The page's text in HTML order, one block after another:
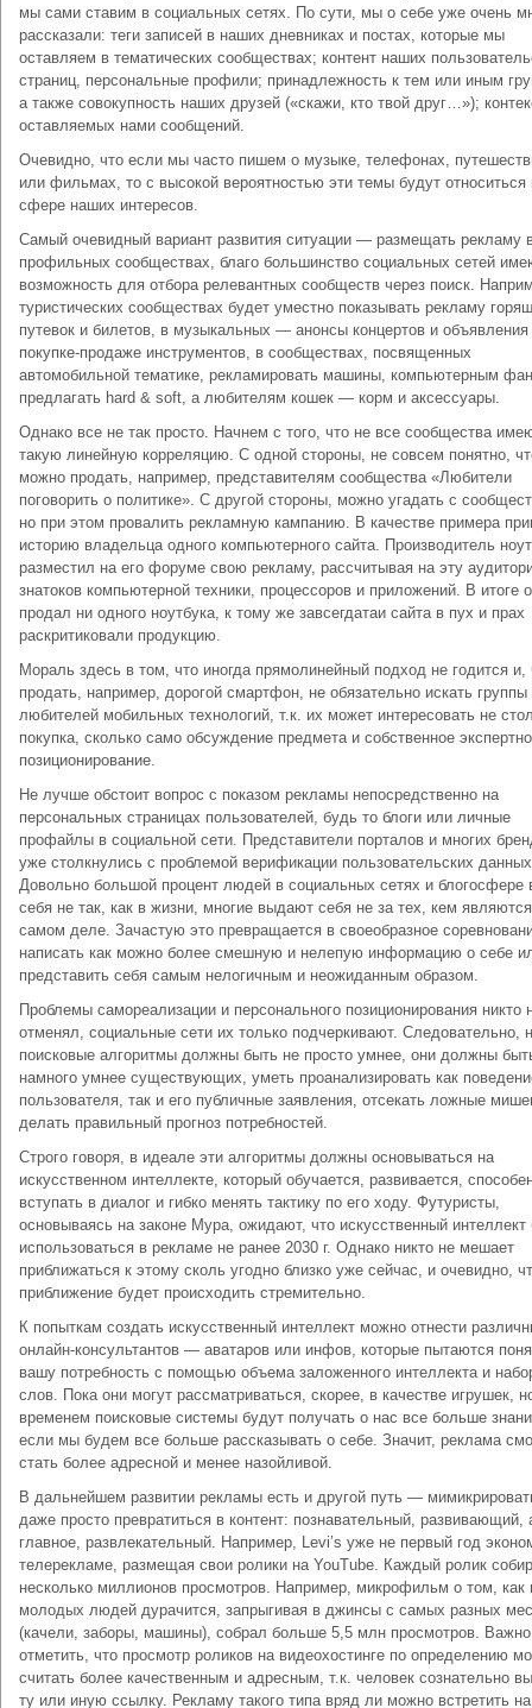
мы сами ставим в социальных сетях. По сути, мы о себе уже очень
рассказали: теги записей в наших дневниках и постах, которые мы
оставляем в тематических сообществах; контент наших
страниц, персональные профили; принадлежность к тем или иным
а также совокупность наших друзей («скажи, кто твой друг…»);
оставляемых нами сообщений.
Очевидно, что если мы часто пишем о музыке, телефонах,
или фильмах, то с высокой вероятностью эти темы будут относиться
сфере наших интересов.
Самый очевидный вариант развития ситуации — размещать рекламу
профильных сообществах, благо большинство социальных сетей
возможность для отбора релевантных сообществ через поиск.
туристических сообществах будет уместно показывать рекламу
путевок и билетов, в музыкальных — анонсы концертов и объявления
покупке-продаже инструментов, в сообществах, посвященных
автомобильной тематике, рекламировать машины, компьютерным
предлагать hard & soft, а любителям кошек — корм и аксессуары.
Однако все не так просто. Начнем с того, что не все сообщества
такую линейную корреляцию. С одной стороны, не совсем понятно,
можно продать, например, представителям сообщества «Любители
поговорить о политике». С другой стороны, можно угадать с
но при этом провалить рекламную кампанию. В качестве примера
историю владельца одного компьютерного сайта. Производитель
разместил на его форуме свою рекламу, рассчитывая на эту
знатоков компьютерной техники, процессоров и приложений. В итоге
продал ни одного ноутбука, к тому же завсегдатаи сайта в пух и прах
раскритиковали продукцию.
Мораль здесь в том, что иногда прямолинейный подход не годится и,
продать, например, дорогой смартфон, не обязательно искать группы
любителей мобильных технологий, т.к. их может интересовать не
покупка, сколько само обсуждение предмета и собственное
позиционирование.
Не лучше обстоит вопрос с показом рекламы непосредственно на
персональных страницах пользователей, будь то блоги или личные
профайлы в социальной сети. Представители порталов и многих
уже столкнулись с проблемой верификации пользовательских
Довольно большой процент людей в социальных сетях и блогосфере
себя не так, как в жизни, многие выдают себя не за тех, кем
самом деле. Зачастую это превращается в своеобразное
написать как можно более смешную и нелепую информацию о себе
представить себя самым нелогичным и неожиданным образом.
Проблемы самореализации и персонального позиционирования никто
отменял, социальные сети их только подчеркивают. Следовательно,
поисковые алгоритмы должны быть не просто умнее, они должны
намного умнее существующих, уметь проанализировать как
пользователя, так и его публичные заявления, отсекать ложные
делать правильный прогноз потребностей.
Строго говоря, в идеале эти алгоритмы должны основываться на
искусственном интеллекте, который обучается, развивается,
вступать в диалог и гибко менять тактику по его ходу. Футуристы,
основываясь на законе Мура, ожидают, что искусственный интеллект
использоваться в рекламе не ранее 2030 г. Однако никто не мешает
приближаться к этому сколь угодно близко уже сейчас, и очевидно,
приближение будет происходить стремительно.
К попыткам создать искусственный интеллект можно отнести
онлайн-консультантов — аватаров или инфов, которые пытаются
вашу потребность с помощью объема заложенного интеллекта и
слов. Пока они могут рассматриваться, скорее, в качестве игрушек,
временем поисковые системы будут получать о нас все больше
если мы будем все больше рассказывать о себе. Значит, реклама
стать более адресной и менее назойливой.
В дальнейшем развитии рекламы есть и другой путь —
даже просто превратиться в контент: познавательный, развивающий,
главное, развлекательный. Например, Levi’s уже не первый год
телерекламе, размещая свои ролики на YouTube. Каждый ролик
несколько миллионов просмотров. Например, микрофильм о том, как
молодых людей дурачится, запрыгивая в джинсы с самых разных
(качели, заборы, машины), собрал больше 5,5 млн просмотров. Важно
отметить, что просмотр роликов на видеохостинге по определению
считать более качественным и адресным, т.к. человек сознательно
ту или иную ссылку. Рекламу такого типа вряд ли можно встретить